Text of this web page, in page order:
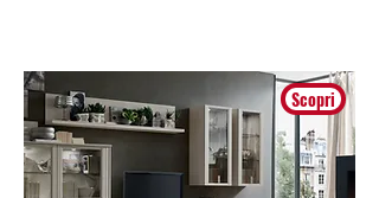
Scopri